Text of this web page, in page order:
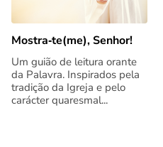
Mostra‑te(me), Senhor!
Um guião de leitura orante
da Palavra. Inspirados pela
tradição da Igreja e pelo
carácter quaresmal...